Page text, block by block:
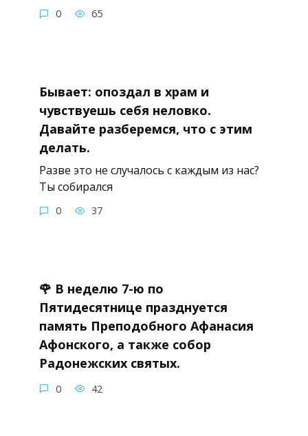
0 65
Бывает: опоздал в храм и
чувствуешь себя неловко.
Давайте разберемся, что с этим
делать.
Разве это не случалось с каждым из нас?
Ты собирался
0 37
🌹 В неделю 7-ю по
Пятидесятнице празднуется
память Преподобного Афанасия
Афонского, а также собор
Радонежских святых.
0 42